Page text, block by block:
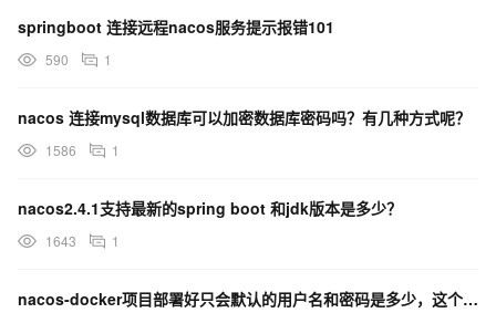
springboot 连接远程nacos服务提示报错101
590 1
nacos 连接mysql数据库可以加密数据库密码吗？有几种方式呢？
1586 1
nacos2.4.1支持最新的spring boot 和jdk版本是多少？
1643 1
nacos-docker项目部署好只会默认的用户名和密码是多少，这个在哪里设置？